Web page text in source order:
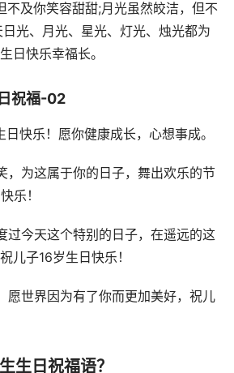
不及你笑容甜甜;月光虽然皎洁，但不
光、月光、星光、灯光、烛光都为
日快乐幸福长。
祝福-02
日快乐！愿你健康成长，心想事成。
，为这属于你的日子，舞出欢乐的节
乐！
过今天这个特别的日子，在遥远的这
儿子16岁生日快乐！
愿世界因为有了你而更加美好，祝儿
生日祝福语？